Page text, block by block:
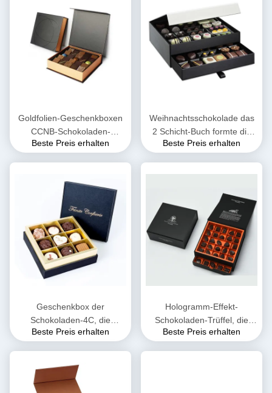
Goldfolien-Geschenkboxen
CCNB-Schokoladen-
Geschenkbox-Verpackenf-
Beste Preis erhalten
Weihnachtsschokolade das
2 Schicht-Buch formte die
Geschenkboxen, die EVA
Beste Preis erhalten
Geschenkbox der
Schokoladen-4C, die
freundliche Pappschachteln
Beste Preis erhalten
Hologramm-Effekt-
Schokoladen-Trüffel, die
Fach-Geschenkboxen
Beste Preis erhalten